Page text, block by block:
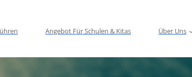
Angebot Für Schulen & Kitas Über Uns